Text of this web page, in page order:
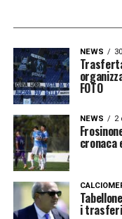
LA PLAYLIST
NEWS
FOTO
NEWS 2
cronaca
i